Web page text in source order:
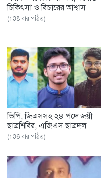
চিকিৎসা ও বিচারের আশ্বাস
(138 বার পঠিত)
ভিপি, জিএসসহ ২৪ পদে জয়ী
ছাত্রশিবির, এজিএস ছাত্রদল
(136 বার পঠিত)